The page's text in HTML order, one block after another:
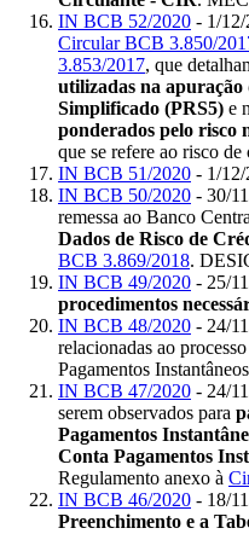
IN BCB 52/2020 - 1/12/
Circular BCB 3.850/
3.853/2017, que
utilizadas na
Simplificado (PRS5) e
ponderados pelo risco
que se refere ao risco
IN BCB 51/2020 - 1/
IN BCB 50/2020 - 30/
remessa ao Banco
Dados de Risco de
BCB 3.869/2018.
IN BCB 49/2020 - 25/
procedimentos
IN BCB 48/2020 - 24/
relacionadas ao
Pagamentos
IN BCB 47/2020 - 24/
serem observados para
Pagamentos
Conta Pagamentos
Regulamento anexo à
IN BCB 46/2020 - 18/
Preenchimento e a